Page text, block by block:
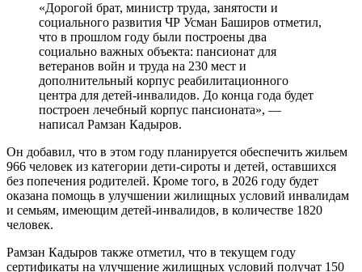
«Дорогой брат, министр труда, занятости и
социального развития ЧР Усман Баширов отметил,
что в прошлом году были построены два
социально важных объекта: пансионат для
ветеранов войн и труда на 230 мест и
дополнительный корпус реабилитационного
центра для детей-инвалидов. До конца года будет
построен лечебный корпус пансионата», —
написал Рамзан Кадыров.
Он добавил, что в этом году планируется обеспечить жильем
966 человек из категории дети-сироты и детей, оставшихся
без попечения родителей. Кроме того, в 2026 году будет
оказана помощь в улучшении жилищных условий инвалидам
и семьям, имеющим детей-инвалидов, в количестве 1820
человек.
Рамзан Кадыров также отметил, что в текущем году
сертификаты на улучшение жилищных условий получат 150